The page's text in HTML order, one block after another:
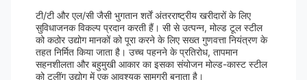
टी/टी और एल/सी जैसी भुगतान शर्तें अंतरराष्ट्रीय खरीदारों के लिए
सुविधाजनक विकल्प प्रदान करती हैं। सी से उत्पन्न, मोल्ड टूल स्टील
को कठोर उद्योग मानकों को पूरा करने के लिए सख्त गुणवत्ता नियंत्रण के
तहत निर्मित किया जाता है। उच्च पहनने के प्रतिरोध, तापमान
सहनशीलता और बहुमुखी आकार का इसका संयोजन मोल्ड-कास्ट स्टील
को टूलींग उद्योग में एक आवश्यक सामग्री बनाता है।